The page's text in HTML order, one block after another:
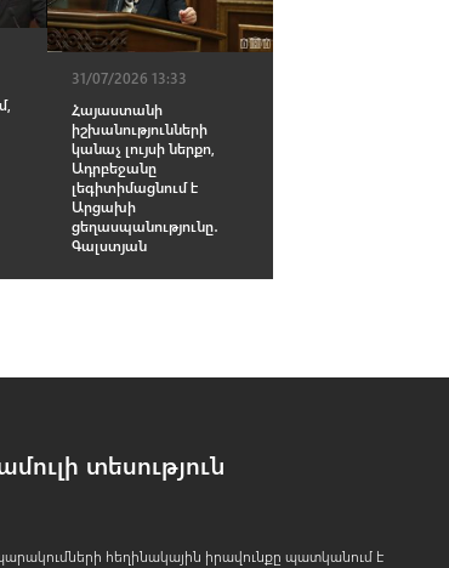
31/07/2026 13:33
Հայաստանի
իշխանությունների
կանաչ լույսի ներքո,
Ադրբեջանը
լեգիտիմացնում է
Արցախի
ցեղասպանությունը․
Գալստյան
տեսություն
հեղինակային իրավունքը պատկանում է